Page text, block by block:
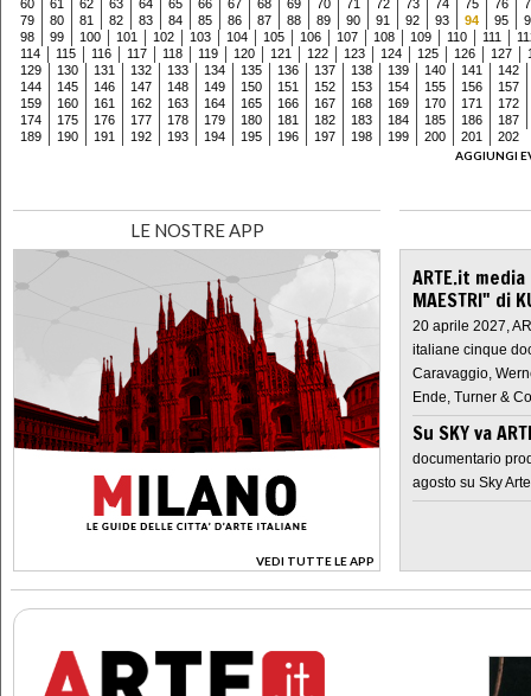
60 61 62 63 64 65 66 67 68 69 70 71 72 73 74 75 76
79
80 81 82 83 84 85 86 87 88 89 90 91 92 93 94 95
98
99 100 101 102 103 104 105 106 107 108 109 110 111
114
115 116 117 118 119 120 121 122 123 124 125 126 127
129
130 131 132 133 134 135 136 137 138 139 140 141
142
144
145 146 147 148 149 150 151 152 153 154 155 156
157
159
160 161 162 163 164 165 166 167 168 169 170 171
172
174
175 176 177 178 179 180 181 182 183 184 185 186
187
189
190 191 192 193 194 195 196 197 198 199 200 201
202
AGGIUNGI
LE NOSTRE APP
VEDI TUTTE LE APP
>
ARTE.it
MAESTRI" di
20 aprile 2027,
italiane cinque
Caravaggio,
Ende, Turner &
Su SKY va
documentario
agosto su Sky Arte